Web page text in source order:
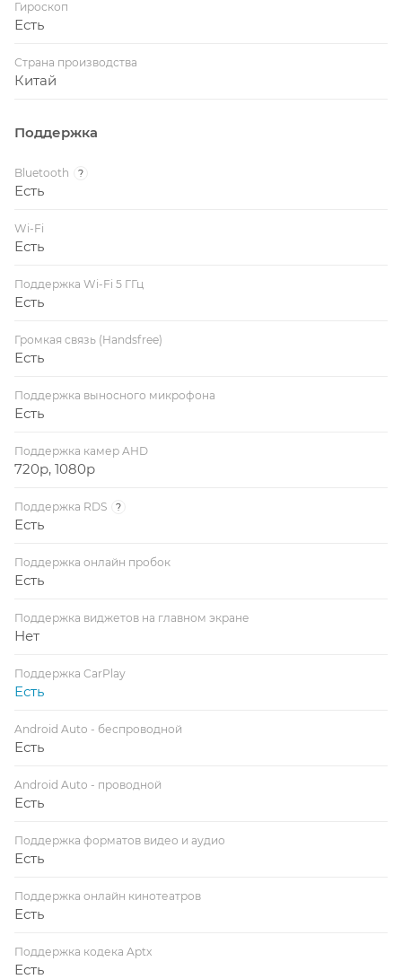
Гироскоп
Есть
Страна производства
Китай
Поддержка
Bluetooth ?
Есть
Wi-Fi
Есть
Поддержка Wi-Fi 5 ГГц
Есть
Громкая связь (Handsfree)
Есть
Поддержка выносного микрофона
Есть
Поддержка камер AHD
720p, 1080p
Поддержка RDS ?
Есть
Поддержка онлайн пробок
Есть
Поддержка виджетов на главном экране
Нет
Поддержка CarPlay
Есть
Android Auto - беспроводной
Есть
Android Auto - проводной
Есть
Поддержка форматов видео и аудио
Есть
Поддержка онлайн кинотеатров
Есть
Поддержка кодека Aptx
Есть